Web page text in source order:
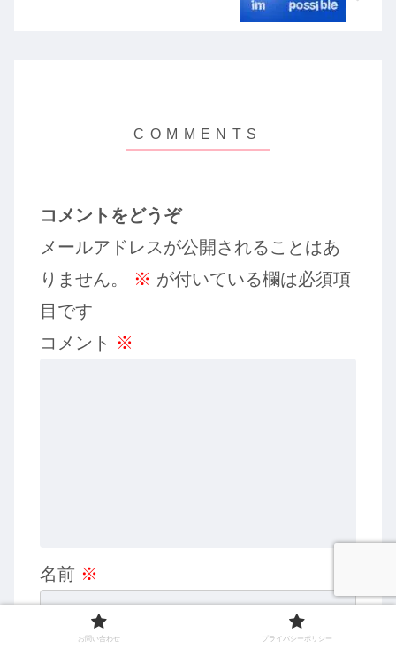
コメントをどうぞ
メールアドレスが公開されることはあ
りません。
※ が付いている欄は必須項
目です
コメント ※
名前 ※
お問い合わせ プライバシーポリシー